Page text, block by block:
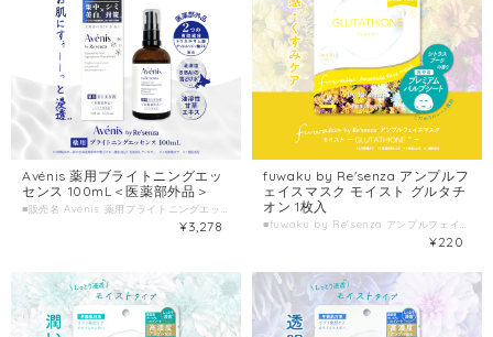
Avénis 薬用ブライトニングエッ
センス 100mL＜医薬部外品＞
■販売名 Avénis 薬用ブライトニングエッセンス＜医薬部外品＞ ■種類別名称 保湿美容液 ■容量 100mL ■製造国 日本
¥3,278
fuwaku by Re'senza アンプルフ
ェイスマスク モイスト グルタチ
オン 1枚入
■fuwaku by Re'senza アンプルフェイスマスク モイスト グルタチオン ■種類別名称 シート状フェイスマスク ■容量 1枚入(美容液23mL) ■製造国 日本 ■製造販売元 株式会社HORIZON
¥220